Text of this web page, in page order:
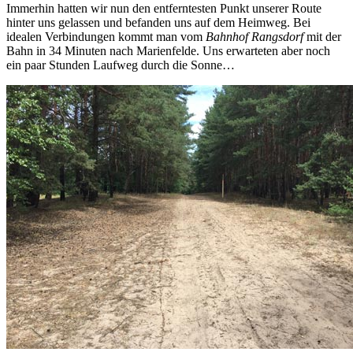
Immerhin hatten wir nun den entferntesten Punkt unserer Route
hinter uns gelassen und befanden uns auf dem Heimweg. Bei
idealen Verbindungen kommt man vom Bahnhof Rangsdorfmit der
Bahn in 34 Minuten nach Marienfelde. Uns erwarteten aber noch
ein paar Stunden Laufweg durch die Sonne…